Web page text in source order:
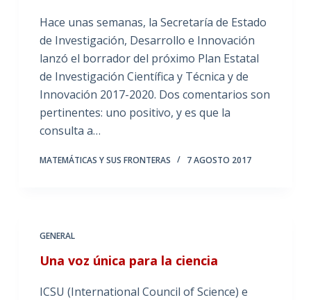
Hace unas semanas, la Secretaría de Estado
de Investigación, Desarrollo e Innovación
lanzó el borrador del próximo Plan Estatal
de Investigación Científica y Técnica y de
Innovación 2017-2020. Dos comentarios son
pertinentes: uno positivo, y es que la
consulta a…
MATEMÁTICAS Y SUS FRONTERAS 7 AGOSTO 2017
GENERAL
Una voz única para la ciencia
ICSU (International Council of Science) e